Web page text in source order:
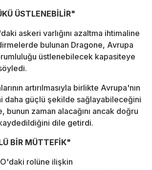
ÜSTLENEBİLİR"
askeri varlığını azaltma ihtimaline
bulunan Dragone, Avrupa
üstlenebilecek kapasiteye
artırılmasıyla birlikte Avrupa'nın
daha güçlü şekilde sağlayabileceğini
bunun zaman alacağını ancak doğru
dile getirdi.
BİR MÜTTEFİK"
rolüne ilişkin